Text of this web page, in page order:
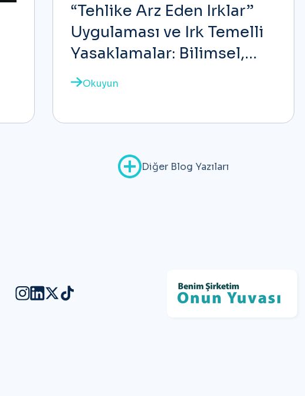
“Tehlike Arz Eden Irklar”
Uygulaması ve Irk Temelli
Yasaklamalar: Bilimsel,
Etik ve Hukuki Bir
Okuyun
Diğer Blog Yazıları